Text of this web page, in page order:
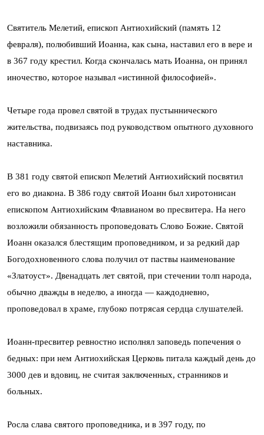
Святитель Мелетий, епископ Антиохийский (память 12
февраля), полюбивший Иоанна, как сына, наставил его в вере и
в 367 году крестил. Когда скончалась мать Иоанна, он принял
иночество, которое называл «истинной философией».
Четыре года провел святой в трудах пустыннического
жительства, подвизаясь под руководством опытного духовного
наставника.
В 381 году святой епископ Мелетий Антиохийский посвятил
его во диакона. В 386 году святой Иоанн был хиротонисан
епископом Антиохийским Флавианом во пресвитера. На него
возложили обязанность проповедовать Слово Божие. Святой
Иоанн оказался блестящим проповедником, и за редкий дар
Богодохновенного слова получил от паствы наименование
«Златоуст». Двенадцать лет святой, при стечении толп народа,
обычно дважды в неделю, а иногда — каждодневно,
проповедовал в храме, глубоко потрясая сердца слушателей.
Иоанн-пресвитер ревностно исполнял заповедь попечения о
бедных: при нем Антиохийская Церковь питала каждый день до
3000 дев и вдовиц, не считая заключенных, странников и
больных.
Росла слава святого проповедника, и в 397 году, по